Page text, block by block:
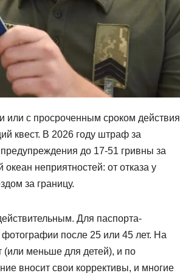
с просроченным сроком действия
квест. В 2026 году штраф за
до 17-51 гривны за
неприятностей: от отказа у
за границу.
Для паспорта-
фотографии после 25 или 45 лет. На
(или меньше для детей), и по
вносит свои коррективы, и многие